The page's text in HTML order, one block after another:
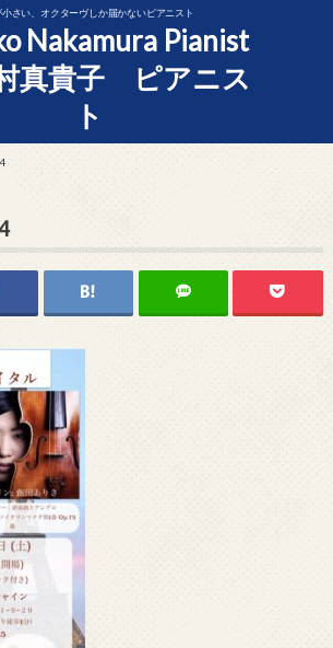
小さい、オクターヴしか届かないピアニスト
Nakamura Pianist
真貴子 ピアニス
ト